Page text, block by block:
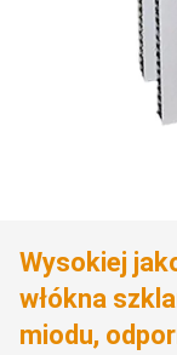
Wysokiej
włókna
miodu,